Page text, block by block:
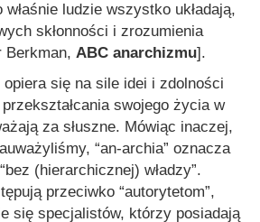
ludzie wszystko układają,
skłonności i zrozumienia
Berkman, ABC anarchizmu].
się na sile idei i zdolności
swojego życia w
za słuszne. Mówiąc inaczej,
“an-archia” oznacza
“bez (hierarchicznej) władzy”.
przeciwko “autorytetom”,
się specjalistów, którzy posiadają